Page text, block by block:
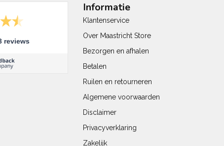
reviews
Informatie
Klantenservice
Over Maastricht Store
Bezorgen en afhalen
Betalen
Ruilen en retourneren
Algemene voorwaarden
Disclaimer
Privacyverklaring
Zakelijk